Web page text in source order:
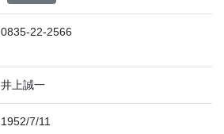
0835-22-2566
井上誠一
1952/7/11